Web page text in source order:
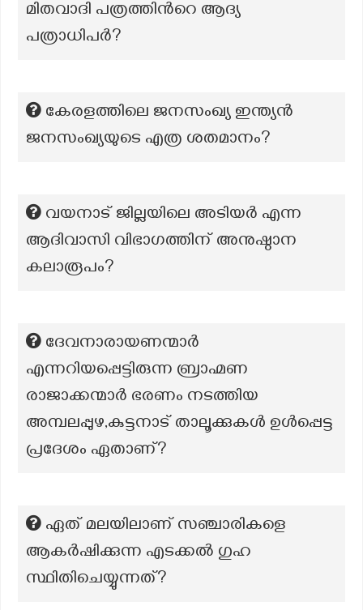
മിതവാദി പത്രത്തിന്‍റെ ആദ്യ
പത്രാധിപര്‍?
കേരളത്തിലെ ജനസംഖ്യ ഇന്ത്യൻ
ജനസംഖ്യയുടെ എത്ര ശതമാനം?
വയനാട് ജില്ലയിലെ അടിയർ എന്ന
ആദിവാസി വിഭാഗത്തിന് അനുഷ്ഠാന
കലാരൂപം?
ദേവനാരായണന്മാർ
എന്നറിയപ്പെട്ടിരുന്ന ബ്രാഹ്മണ
രാജാക്കന്മാർ ഭരണം നടത്തിയ
അമ്പലപ്പുഴ,കുട്ടനാട് താലൂക്കുകൾ ഉൾപ്പെട്ട
പ്രദേശം ഏതാണ്?
ഏത് മലയിലാണ് സഞ്ചാരികളെ
ആകർഷിക്കുന്ന എടക്കൽ ഗുഹ
സ്ഥിതിചെയ്യുന്നത്?